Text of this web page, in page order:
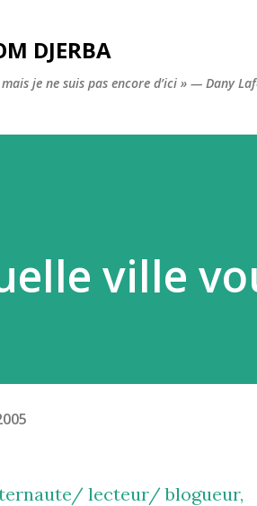
DJERBA
mais je ne suis pas encore d’ici » — Dany
ville
lecteur/ blogueur,